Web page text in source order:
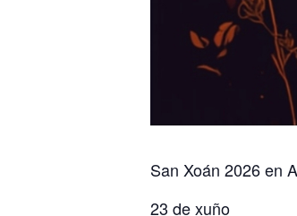
San Xoán 2026 en
23 de xuño